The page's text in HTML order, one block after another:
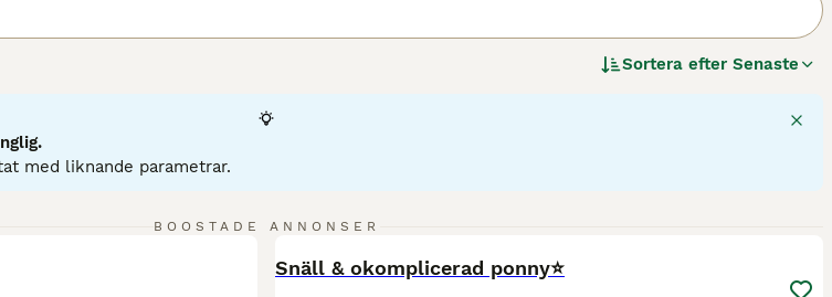
Sortera efter Senaste
med liknande parametrar.
BOOSTADE ANNONSER
Snäll & okomplicerad ponny⭐️